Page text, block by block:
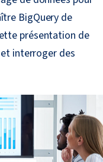
BigQuery de
présentation de
interroger des